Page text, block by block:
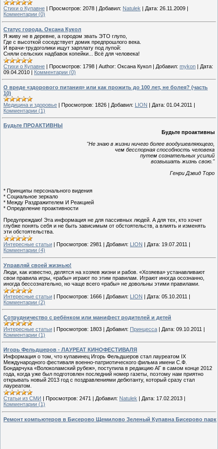
Стихи о Купавне Просмотров: 2078 Добавил: Natulek Дата: 26.11.2009
Комментарии (0)
Статус города. Оксана Кукол
Я живу не в деревне, а городом звать ЭТО глупо,
Где с высоткой соседствует домик предпрошлого века.
И врачи-трудоголики ищут зарплату под лупой:
Сняли сельских надбавок копейки... Всё для человека!
Стихи о Купавне | Просмотров: 1798 | Author: Оксана Кукол | Добавил: mykon | Дата:
09.04.2010 | Комментарии (0)
О вреде «здорового питания» или как прожить до 100 лет, не болея? (часть
10)
Медицина и здоровье | Просмотров: 1826 | Добавил: LION | Дата: 01.04.2011 |
Комментарии (1)
Будьте ПРОАКТИВНЫ
Будьте проактивны
"Не знаю в жизни ничего более воодушевляющего,
чем бесспорная способность человека
путем сознательных усилий
возвышать жизнь свою."
Генри Дэвид Торо
* Принципы персонального видения
* Социальное зеркало
* Между Раздражителем И Реакцией
* Определение проактивности
Предупреждаю! Эта информация не для пассивных людей. А для тех, кто хочет
глубже понять себя и не быть зависимым от обстоятельств, а влиять и изменять
эти обстоятельства.
Интересные статьи Просмотров: 2981 Добавил: LION Дата: 19.07.2011
Комментарии (4)
Управляй своей жизнью!
Люди, как известно, делятся на хозяев жизни и рабов. «Хозяева» устанавливают
свои правила игры, «рабы» играют по этим правилам. Играют иногда осознанно,
иногда бессознательно, но чаще всего «рабы» не довольны этими правилами.
Интересные статьи | Просмотров: 1666 | Добавил: LION | Дата: 05.10.2011 |
Комментарии (2)
Сотрудничество с ребёнком или манифест родителей и детей
Интересные статьи | Просмотров: 1803 | Добавил: Принцесса | Дата: 09.10.2011 |
Комментарии (1)
Игорь Фельдшеров - ЛАУРЕАТ КИНОФЕСТИВАЛЯ
Информация о том, что купавинец Игорь Фельдшеров стал лауреатом IX
Международного фестиваля военно-патриотического фильма имени С.Ф.
Бондарчука «Волоколамский рубеж», поступила в редакцию АГ в самом конце 2012
года, когда уже был подготовлен последний номер газеты, поэтому нам приятно
открывать новый 2013 год с поздравлениями дебютанту, который сразу стал
лауреатом.
Статьи из СМИ | Просмотров: 2471 | Добавил: Natulek | Дата: 17.02.2013 |
Комментарии (1)
Ремонт компьютеров в Бисерово Щемилово Зеленый Купавна Бисерово парк